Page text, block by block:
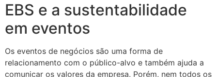
EBS e a sustentabilidade
em eventos
Os eventos de negócios são uma forma de
relacionamento com o público-alvo e também ajuda a
comunicar os valores da empresa. Porém, nem todos os